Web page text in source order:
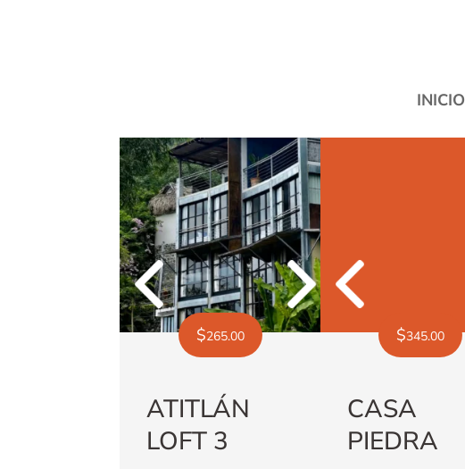
INICIO
Previous
Next
ATITLÁN
LOFT 3
$265.00
CASA
PIEDRA
$345.00